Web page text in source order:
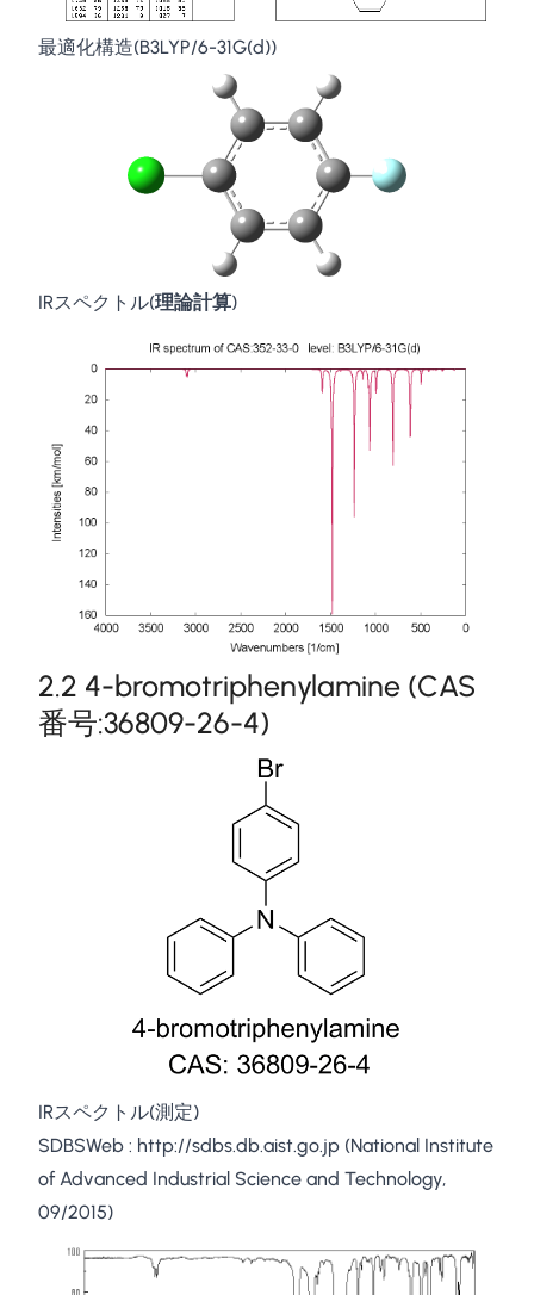
最適化構造(B3LYP/6-31G(d))
IRスペクトル(理論計算)
2.2 4-bromotriphenylamine (CAS
番号:36809-26-4)
IRスペクトル(測定)
SDBSWeb : http://sdbs.db.aist.go.jp (National Institute
of Advanced Industrial Science and Technology,
09/2015)